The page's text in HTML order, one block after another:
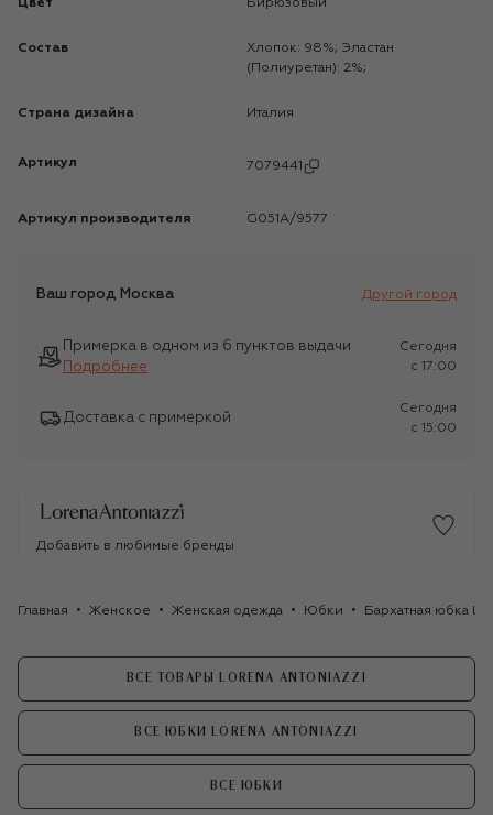
Цвет Бирюзовый
Состав
Хлопок: 98%; Эластан
(Полиуретан): 2%;
Страна дизайна Италия
Артикул 7079441
Артикул производителя G051A/9577
Ваш город Москва Другой город
Примерка в одном из 6 пунктов выдачи
Подробнее
Сегодня
c 17:00
Доставка с примеркой
Сегодня
c 15:00
Добавить в любимые бренды
Главная Женское Женская одежда Юбки Бархатная юбка
ВСЕ ТОВАРЫ LORENA ANTONIAZZI
ВСЕ ЮБКИ LORENA ANTONIAZZI
ВСЕ ЮБКИ